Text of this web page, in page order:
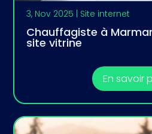
3, Nov 2025 Site internet
Chauffagiste à
site vitrine
En savoir